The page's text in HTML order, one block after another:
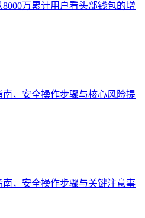
万累计用户看头部钱包的增
南，安全操作步骤与核心风险提
南，安全操作步骤与关键注意事